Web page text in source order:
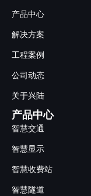
产品中心
解决方案
工程案例
公司动态
关于兴陆
产品中心
智慧交通
智慧显示
智慧收费站
智慧隧道